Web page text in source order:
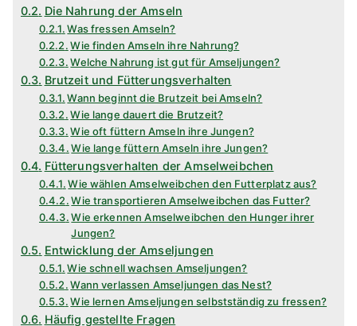
Die Nahrung der Amseln
Was fressen Amseln?
Wie finden Amseln ihre Nahrung?
Welche Nahrung ist gut für Amseljungen?
Brutzeit und Fütterungsverhalten
Wann beginnt die Brutzeit bei Amseln?
Wie lange dauert die Brutzeit?
Wie oft füttern Amseln ihre Jungen?
Wie lange füttern Amseln ihre Jungen?
Fütterungsverhalten der Amselweibchen
Wie wählen Amselweibchen den Futterplatz aus?
Wie transportieren Amselweibchen das Futter?
Wie erkennen Amselweibchen den Hunger ihrer
Jungen?
Entwicklung der Amseljungen
Wie schnell wachsen Amseljungen?
Wann verlassen Amseljungen das Nest?
Wie lernen Amseljungen selbstständig zu fressen?
Häufig gestellte Fragen